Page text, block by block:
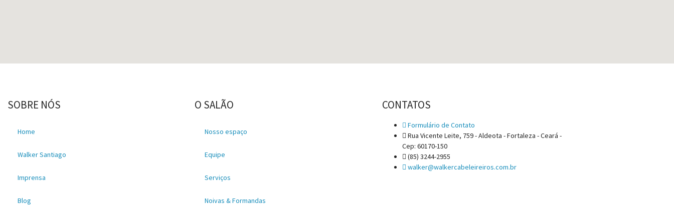
SOBRE NÓS
Home
Walker Santiago
Imprensa
Blog
O SALÃO
Nosso espaço
Equipe
Serviços
Noivas & Formandas
CONTATOS
Formulário de Contato
Rua Vicente Leite, 759 - Aldeota - Fortaleza - Ceará -
Cep: 60170-150
(85) 3244-2955
walker@walkercabeleireiros.com.br